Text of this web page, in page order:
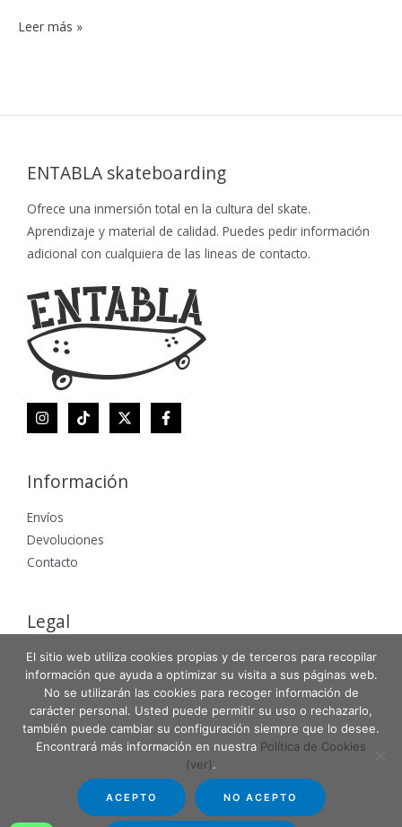
Leer más »
ENTABLA skateboarding
Ofrece una inmersión total en la cultura del skate.
Aprendizaje y material de calidad. Puedes pedir información
adicional con cualquiera de las lineas de contacto.
Información
Envíos
Devoluciones
Contacto
Legal
Aviso Legal
Política de Privacidad
Política de Cookies
Copyright © 2026 Entabla Clases de skate en Madrid
El sitio web utiliza cookies propias y de terceros para recopilar
información que ayuda a optimizar su visita a sus páginas web.
No se utilizarán las cookies para recoger información de
carácter personal. Usted puede permitir su uso o rechazarlo,
también puede cambiar su configuración siempre que lo desee.
Encontrará más información en nuestra Política de Cookies
(ver).
ACEPTO NO ACEPTO